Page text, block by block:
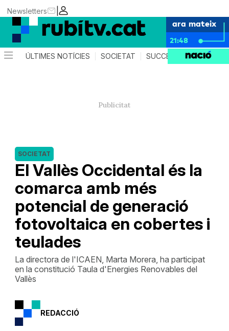
|
Newsletters
ara mateix
21:48
ÚLTIMES NOTÍCIES SOCIETAT SUCCESSOS
El Vallès Occidental és la
comarca amb més
potencial de generació
fotovoltaica en cobertes i
teulades
SOCIETAT
La directora de l'ICAEN, Marta Morera, ha participat
en la constitució Taula d'Energies Renovables del
Vallès
REDACCIÓ